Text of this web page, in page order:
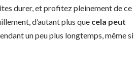
durer, et profitez pleinement de ce
d’autant plus que cela peut
un peu plus longtemps, même si